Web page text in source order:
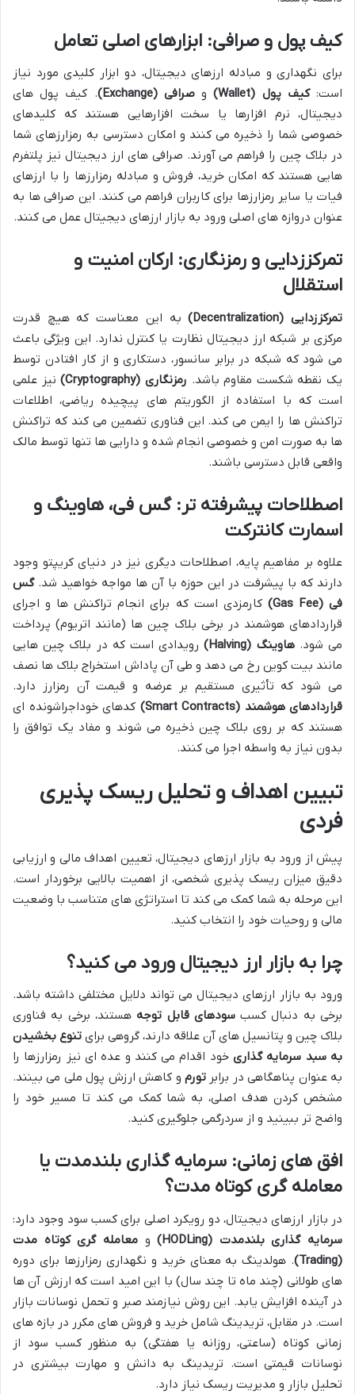
کیف پول و صرافی: ابزارهای اصلی تعامل
برای نگهداری و مبادله ارزهای دیجیتال، دو ابزار کلیدی مورد نیاز
است:کیف پول (Wallet) وصرافی (Exchange)
. کیف پول های
دیجیتال، نرم افزارها یا سخت افزارهایی هستند که کلیدهای
خصوصی شما را ذخیره می کنند و امکان دسترسی به رمزارزهای شما
در بلاک چین را فراهم می آورند. صرافی های ارز دیجیتال نیز پلتفرم
هایی هستند که امکان خرید، فروش و مبادله رمزارزها را با ارزهای
فیات یا سایر رمزارزها برای کاربران فراهم می کنند. این صرافی ها به
عنوان دروازه های اصلی ورود به بازار ارزهای دیجیتال عمل می کنند.
تمرکززدایی و رمزنگاری: ارکان امنیت و
استقلال
تمرکززدایی (Decentralization)
به این معناست که هیچ قدرت
مرکزی بر شبکه ارز دیجیتال نظارت یا کنترل ندارد. این ویژگی باعث
می شود که شبکه در برابر سانسور، دستکاری و از کار افتادن توسط
یک نقطه شکست مقاوم باشد. رمزنگاری (Cryptography)
نیز علمی
است که با استفاده از الگوریتم های پیچیده ریاضی، اطلاعات
تراکنش ها را ایمن می کند. این فناوری تضمین می کند که تراکنش
ها به صورت امن و خصوصی انجام شده و دارایی ها تنها توسط مالک
واقعی قابل دسترسی باشند.
اصطلاحات پیشرفته تر: گس فی، هاوینگ و
اسمارت کانترکت
علاوه بر مفاهیم پایه، اصطلاحات دیگری نیز در دنیای کریپتو وجود
دارند که با پیشرفت در این حوزه با آن ها مواجه خواهید شد.گس
فی (Gas Fee)
کارمزدی است که برای انجام تراکنش ها و اجرای
قراردادهای هوشمند در برخی بلاک چین ها (مانند اتریوم) پرداخت
می شود.هاوینگ (Halving)
رویدادی است که در بلاک چین هایی
مانند بیت کوین رخ می دهد و طی آن پاداش استخراج بلاک ها نصف
می شود که تأثیری مستقیم بر عرضه و قیمت آن رمزارز دارد.
قراردادهای هوشمند (Smart Contracts)
کدهای خوداجراشونده ای
هستند که بر روی بلاک چین ذخیره می شوند و مفاد یک توافق را
بدون نیاز به واسطه اجرا می کنند.
تبیین اهداف و تحلیل ریسک پذیری
فردی
پیش از ورود به بازار ارزهای دیجیتال، تعیین اهداف مالی و ارزیابی
دقیق میزان ریسک پذیری شخصی، از اهمیت بالایی برخوردار است.
این مرحله به شما کمک می کند تا استراتژی های متناسب با وضعیت
مالی و روحیات خود را انتخاب کنید.
چرا به بازار ارز دیجیتال ورود می کنید؟
ورود به بازار ارزهای دیجیتال می تواند دلایل مختلفی داشته باشد.
برخی به دنبال کسبسودهای قابل توجه هستند، برخی به فناوری
بلاک چین و پتانسیل های آن علاقه دارند، گروهی برای تنوع بخشیدن
به سبد سرمایه گذاریخود اقدام می کنند و عده ای نیز رمزارزها را
به عنوان پناهگاهی در برابرتورم و کاهش ارزش پول ملی می بینند.
مشخص کردن هدف اصلی، به شما کمک می کند تا مسیر خود را
واضح تر ببینید و از سردرگمی جلوگیری کنید.
افق های زمانی: سرمایه گذاری بلندمدت یا
معامله گری کوتاه مدت؟
در بازار ارزهای دیجیتال، دو رویکرد اصلی برای کسب سود وجود دارد:
سرمایه گذاری بلندمدت (HODLing)
ومعامله گری کوتاه مدت
(Trading)
. هولدینگ به معنای خرید و نگهداری رمزارزها برای دوره
های طولانی (چند ماه تا چند سال) با این امید است که ارزش آن ها
در آینده افزایش یابد. این روش نیازمند صبر و تحمل نوسانات بازار
است. در مقابل، تریدینگ شامل خرید و فروش های مکرر در بازه های
زمانی کوتاه (ساعتی، روزانه یا هفتگی) به منظور کسب سود از
نوسانات قیمتی است. تریدینگ به دانش و مهارت بیشتری در
تحلیل بازار و مدیریت ریسک نیاز دارد.